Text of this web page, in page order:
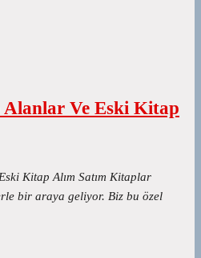
Ve Eski Kitap
Kitap Alım Satım Kitaplar
bir araya geliyor. Biz bu özel